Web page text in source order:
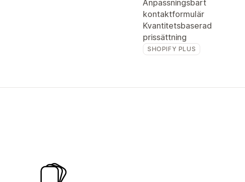
Anpassningsbart
kontaktformulär
Kvantitetsbaserad
prissättning
SHOPIFY PLUS